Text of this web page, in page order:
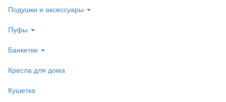
Подушки и аксессуары
Пуфы
Банкетки
Кресла для дома
Кушетка